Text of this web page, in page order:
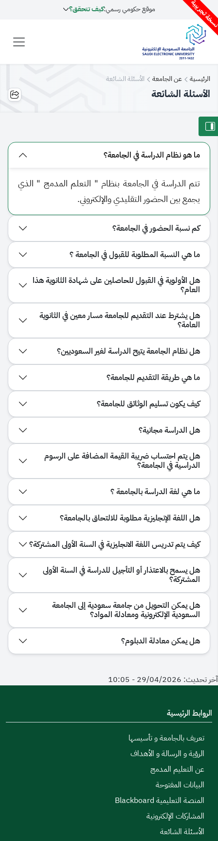
تجريبية موقع حكومي رسمي:كيف تتحقق؟
الرئيسية عن الجامعة الأسئلة الشائعة
الأسئلة الشائعة
​ما هو نظام الدراسة في الجامعة؟
تتم الدراسة في الجامعة بنظام " التعلم المدمج " الذي
يجمع بين الحضور التقليدي والإلكتروني.
​​كم نسبة الحضور في الجامعة؟
​ما هي النسبة المطلوبة للقبول في الجامعة ؟
هل الأولوية في القبول للحاصلين على شهادة الثانوية هذا
العام؟
هل يشترط عند التقديم للجامعة مسار معين في الثانوية
العامة؟
هل نظام الجامعة يتيح الدراسة لغير السعوديين؟
ما هي طريقة التقديم للجامعة؟
​​​كيف يكون ​تسليم الوثائق للجامعة؟
هل الدراسة مجانية؟
هل يتم احتساب ضريبة القيمة المضافة على الرسوم
الدراسية في الجامعة؟
ما هي لغة الدراسة بالجامعة ؟
هل اللغة الإنجليزية مطلوبة للالتحاق بالجامعة؟
كيف يتم تدريس اللغة الانجليزية في السنة الأولى المشتركة؟
هل يسمح بالاعتذار أو التأجيل للدراسة في السنة الأولى
المشتركة؟
هل يمكن التحويل من جامعة سعودية إلى الجامعة
السعودية الإلكترونية ومعادلة المواد؟
هل يمكن معادلة الدبلوم؟
آخر تحديث: 29/04/2026 - 10:05
الروابط الرئيسية
تعريف بالجامعة و تأسيسها
الرؤية و الرسالة و الأهداف
عن التعليم المدمج
البيانات المفتوحة
المنصة التعليمية Blackboard
المشاركات الإلكترونية
الأسئلة الشائعة